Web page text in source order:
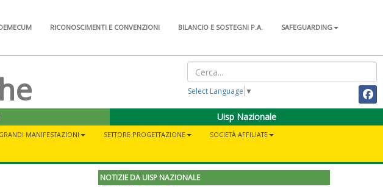
RICONOSCIMENTI E CONVENZIONI BILANCIO E SOSTEGNI P.A.
SAFEGUARDING
Select Language ▼
Uisp Nazionale
GRANDI MANIFESTAZIONI SETTORE PROGETTAZIONE
SOCIETÀ AFFILIATE
NOTIZIE DA UISP NAZIONALE